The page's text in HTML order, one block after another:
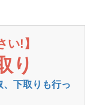
い!】
り
、下取りも行っ